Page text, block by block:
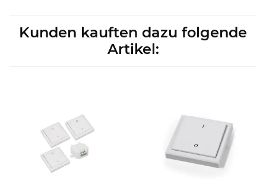
Kunden kauften dazu folgende
Artikel: